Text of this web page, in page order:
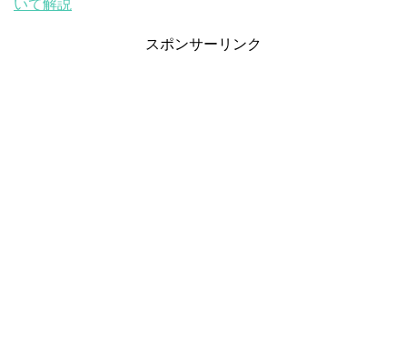
いて解説
スポンサーリンク